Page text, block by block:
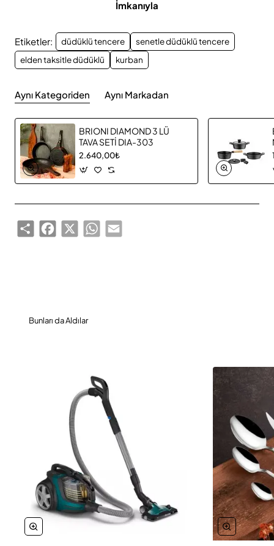
İmkanıyla
Etiketler: düdüklü tencere
senetle düdüklü tencere
elden taksitle düdüklü
kurban
Aynı Kategoriden Aynı Markadan
BRIONI DIAMOND 3 LÜ
TAVA SETİ DIA-303
2.640,00₺
ShareFacebook
X WhatsApp
Email
Bunları da Aldılar